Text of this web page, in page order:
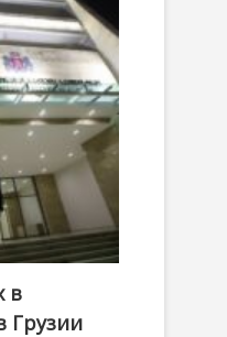
o
n
в
Грузии